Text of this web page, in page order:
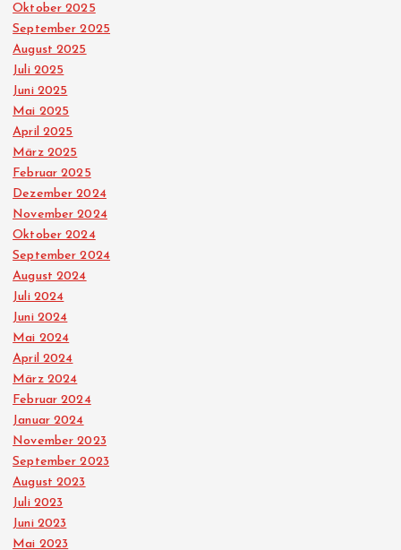
Oktober 2025
September 2025
August 2025
Juli 2025
Juni 2025
Mai 2025
April 2025
März 2025
Februar 2025
Dezember 2024
November 2024
Oktober 2024
September 2024
August 2024
Juli 2024
Juni 2024
Mai 2024
April 2024
März 2024
Februar 2024
Januar 2024
November 2023
September 2023
August 2023
Juli 2023
Juni 2023
Mai 2023